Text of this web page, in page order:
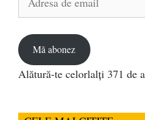
Mă abonez
Alătură-te celorlalți 371 de